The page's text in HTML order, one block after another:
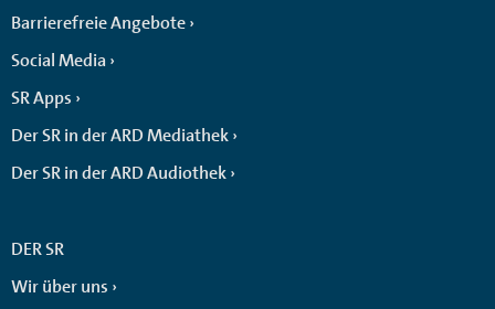
Barrierefreie Angebote
Social Media
SR Apps
Der SR in der ARD Mediathek
Der SR in der ARD Audiothek
DER SR
Wir über uns